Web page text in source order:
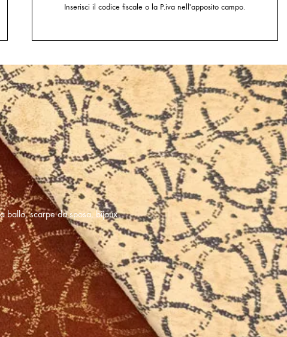
Inserisci il codice fiscale o la P.iva nell'apposito campo.
ballo, scarpe da sposa, bijoux…